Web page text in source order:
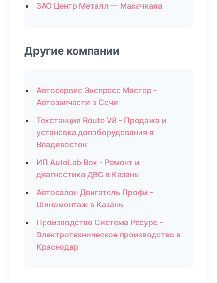
ЗАО Центр Металл — Махачкала
Другие компании
Автосервис Экспресс Мастер -
Автозапчасти в Сочи
Техстанция Route V8 - Продажа и
установка допоборудования в
Владивосток
ИП AutoLab Box - Ремонт и
диагностика ДВС в Казань
Автосалон Двигатель Профи -
Шиномонтаж в Казань
Производство Система Ресурс -
Электротехническое производство в
Краснодар